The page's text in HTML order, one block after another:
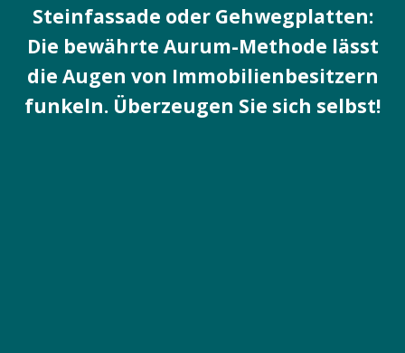
Steinfassade oder Gehwegplatten:
Die bewährte Aurum-Methode lässt
die Augen von Immobilienbesitzern
funkeln. Überzeugen Sie sich selbst!